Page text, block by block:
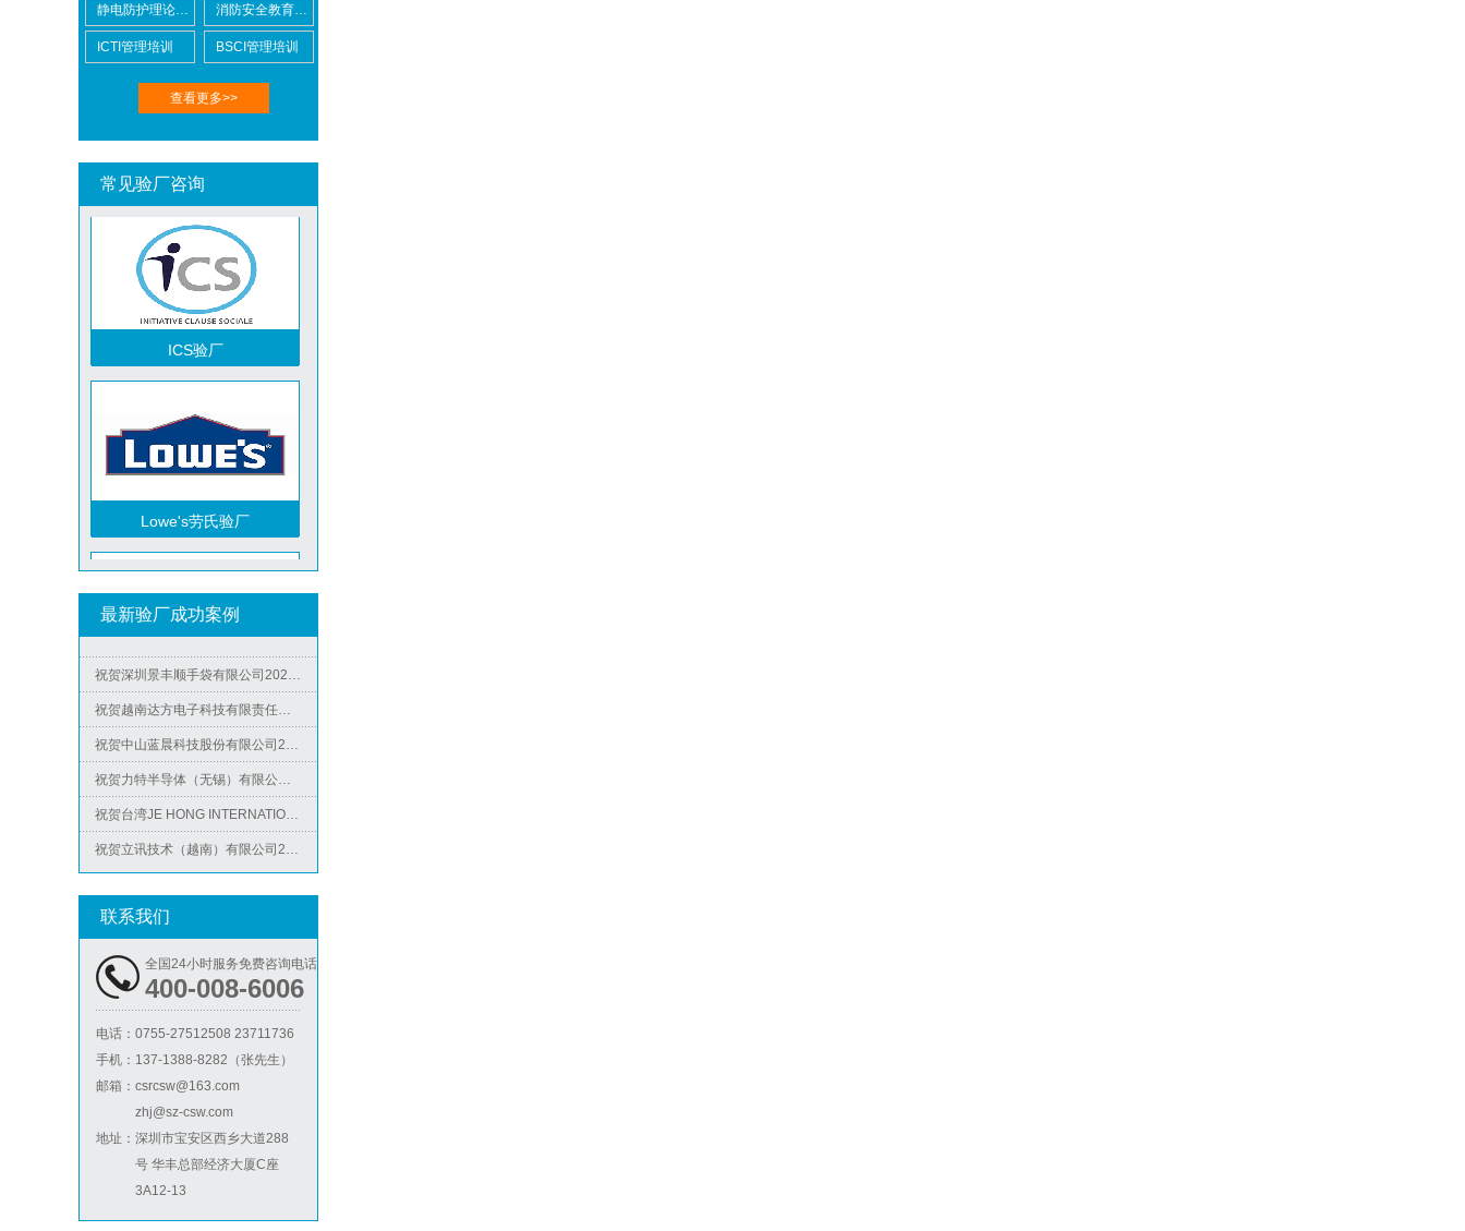
静电防护理论培训 消防安全教育培训
ICTI管理培训 BSCI管理培训
查看更多>>
常见验厂咨询
Metro麦德龙验厂
ICS验厂
Lowe's劳氏验厂
BSCI验厂
ICTI验厂
最新验厂成功案例
祝贺越南达方电子科技有限责任公司2026年快速通过RBA-VAP审核并取得178分银牌
祝贺河南意诺康医疗器械有限公司2026年快速通过GMP认证
祝贺深圳景丰顺手袋有限公司2026年快速通过SGS-GRS认证
祝贺越南达方电子科技有限责任公司2026年快速通过RBA-VAP审核并取得178分银牌
祝贺中山蓝晨科技股份有限公司2026年快速通过BSCI验厂-B级
祝贺力特半导体（无锡）有限公司2026年快速通过RBA-VAP认证审核并取得170.2分
祝贺台湾JE HONG INTERNATIONAL TEXTILE CO., LTD 2026年快速通过GRS认证
祝贺立讯技术（越南）有限公司2026年快速通过RBA-VAP认证审核，斩获金牌评级！
联系我们
全国24小时服务免费咨询电话
400-008-6006
电话： 0755-27512508 23711736
手机： 137-1388-8282（张先生）
邮箱： csrcsw@163.com
zhj@sz-csw.com
地址： 深圳市宝安区西乡大道288
号 华丰总部经济大厦C座
3A12-13